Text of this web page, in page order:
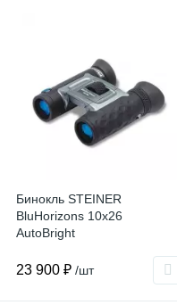
Бинокль STEINER
BluHorizons 10x26
AutoBright
23 900 ₽ /шт